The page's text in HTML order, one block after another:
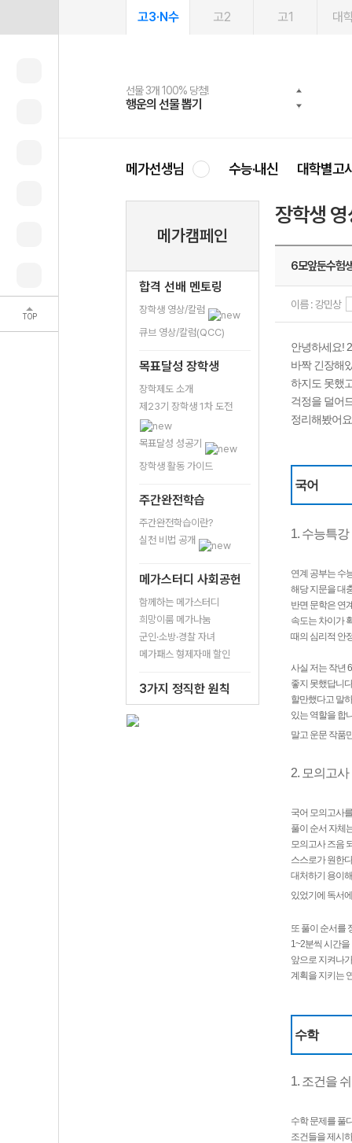
TOP
고3·N수 고2 고1 대
선물 3개 100% 당첨!
행운의 선물 뽑기
선물 100% 증정!
메가스터디 X 올리브
여름방학 스터디 캐시백
메가런 썸머스쿨
2027 러셀 단과
강사 공개선발
스마트러닝앱
설문 EVENT
메가패스
3일 무료 체험권
메가패스 수강생 무료혜택!
메가클럽 멤버십
사회공헌 캠페인
희망이룸 메가나눔
메가선생님 수능·내신 대학별고
메가캠페인
합격 선배 멘토링
장학생 영상/칼럼
큐브 영상/칼럼(QCC)
목표달성 장학생
장학제도 소개
제23기 장학생 1차 도전
목표달성 성공기
장학생 활동 가이드
주간완전학습
주간완전학습이란?
실천 비법 공개
메가스터디 사회공헌
함께하는 메가스터디
희망이룸 메가나눔
군인·소방·경찰 자녀
메가패스 형제자매 할인
3가지 정직한 원칙
장학생
6모앞둔수험
이름 : 강민상
안녕하세요!
바짝 긴장해
하지도 못했
걱정을 덜어
정리해봤어
국어
1. 수능특
연계 공부는 수
해당 지문을 대
반면 문학은 연
속도는 차이가
때의 심리적 안
사실 저는 작년
좋지 못했답니
할만했다고 말
있는 역할을 합
말고 운문 작품
2. 모의고
국어 모의고사
풀이 순서 자체
모의고사 즈음
스스로가 원한
대처하기 용이
있었기에 독서
또 풀이 순서를
1~2분씩 시간
앞으로 지켜나
계획을 지키는
수학
1. 조건을
수학 문제를 풀
조건들을 제시